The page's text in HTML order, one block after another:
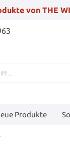
von THE
Produkte